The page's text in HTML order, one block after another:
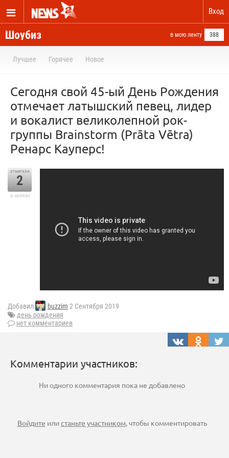
Вход
Шоубиз в мою ленту 388
Лучшее Горячее Новое
Сегодня свой 45-ый День Рождения
отмечает латышский певец, лидер
и вокалист великолепной рок-
группы Brainstorm (Prāta Vētra)
Ренарс Кауперс!
отметили
2
в архиве
Добавил buzzim 2 Сентября 2019
день рождения
нет комментариев
Комментарии участников:
Ни одного комментария пока не добавлено
Войдите илистаньте участником, чтобы комментировать